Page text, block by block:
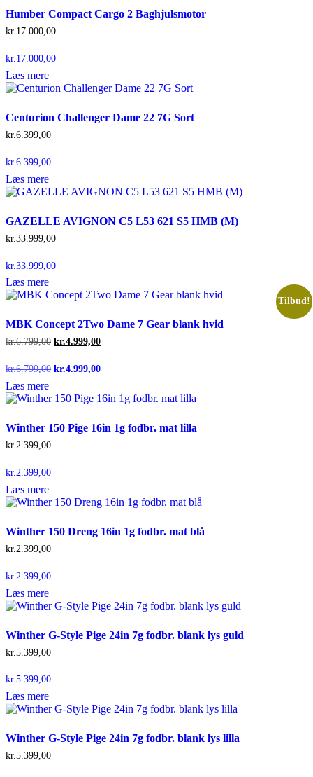
Humber Compact Cargo 2 Baghjulsmotor
kr.17.000,00
kr.17.000,00
Læs mere
Centurion Challenger Dame 22 7G Sort
kr.6.399,00
kr. 6.399,00
Læs mere
GAZELLE AVIGNON C5 L53 621 S5 HMB (M)
kr. 33.999,00
kr. 33.999,00
Læs mere
Tilbud!
MBK Concept 2Two Dame 7 Gear blank hvid
kr.6.799,00 Den
pris
var:
kr.4.999,00Den
er:
kr.6.799,00 Den
var:
kr.4.999,00Den
er:
Læs mere
Winther 150 Pige 16in 1g fodbr. mat lilla
kr.2.399,00
kr. 2.399,00
Læs mere
Winther 150 Dreng 16in 1g fodbr. mat blå
kr. 2.399,00
kr. 2.399,00
Læs mere
Winther G-Style Pige 24in 7g fodbr. blank lys guld
kr. 5.399,00
kr.5.399,00
Læs mere
Winther G-Style Pige 24in 7g fodbr. blank lys lilla
kr.5.399,00